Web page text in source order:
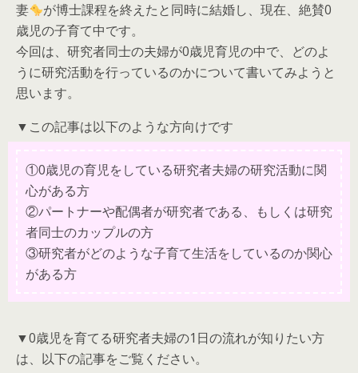
妻
が博士課程を終えたと同時に結婚し、現在、絶賛0
歳児の子育て中です。
今回は、研究者同士の夫婦が0歳児育児の中で、どのよ
うに研究活動を行っているのかについて書いてみようと
思います。
▼この記事は以下のような方向けです
①0歳児の育児をしている研究者夫婦の研究活動に関
心がある方
②パートナーや配偶者が研究者である、もしくは研究
者同士のカップルの方
③研究者がどのような子育て生活をしているのか関心
がある方
▼0歳児を育てる研究者夫婦の1日の流れが知りたい方
は、以下の記事をご覧ください。